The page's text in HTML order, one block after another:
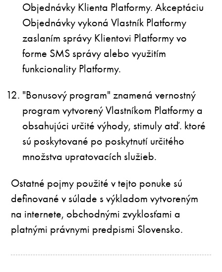
Objednávky Klienta Platformy. Akceptáciu
Objednávky vykoná Vlastník Platformy
zaslaním správy Klientovi Platformy vo
forme SMS správy alebo využitím
funkcionality Platformy.
"Bonusový program" znamená vernostný
program vytvorený Vlastníkom Platformy a
obsahujúci určité výhody, stimuly atď. ktoré
sú poskytované po poskytnutí určitého
množstva upratovacích služieb.
Ostatné pojmy použité v tejto ponuke sú
definované v súlade s výkladom vytvoreným
na internete, obchodnými zvyklosťami a
platnými právnymi predpismi Slovensko.